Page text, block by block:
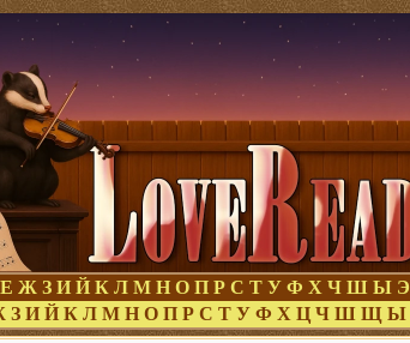
Е Ж З И Й К Л М Н О П Р С Т У Ф Х Ч Ш Ы Э
З И Й К Л М Н О П Р С Т У Ф Х Ц Ч Ш Щ Ы